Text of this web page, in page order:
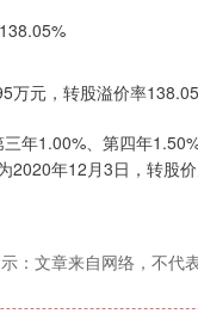
元，转股溢价率
年1.00%、第四年
年12月3日，转股价
：文章来自网络，不代